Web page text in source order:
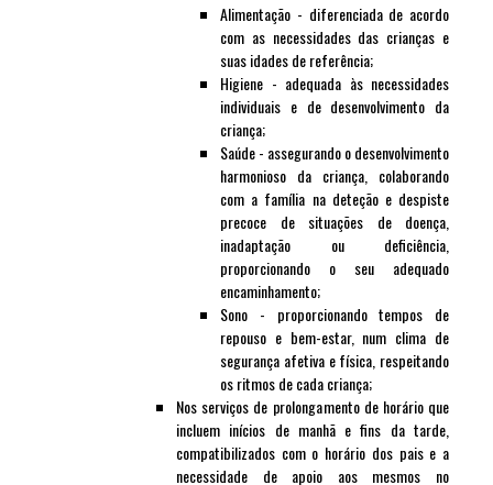
Alimentação - diferenciada de acordo
com as necessidades das crianças e
suas idades de referência;
Higiene - adequada às necessidades
individuais e de desenvolvimento da
criança;
Saúde - assegurando o desenvolvimento
harmonioso da criança, colaborando
com a família na deteção e despiste
precoce de situações de doença,
inadaptação ou deficiência,
proporcionando o seu adequado
encaminhamento;
Sono - proporcionando tempos de
repouso e bem-estar, num clima de
segurança afetiva e física, respeitando
os ritmos de cada criança;
Nos serviços de prolongamento de horário que
incluem inícios de manhã e fins da tarde,
compatibilizados com o horário dos pais e a
necessidade de apoio aos mesmos no